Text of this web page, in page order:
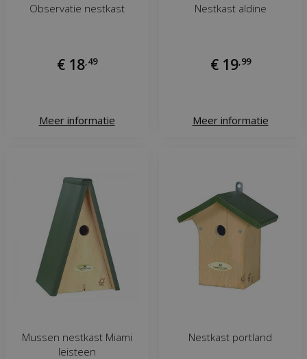
Observatie nestkast
€ 18 49
Meer informatie
Nestkast aldine
€ 19, 99
Meer informatie
Mussen nestkast Miami
leisteen
Nestkast portland